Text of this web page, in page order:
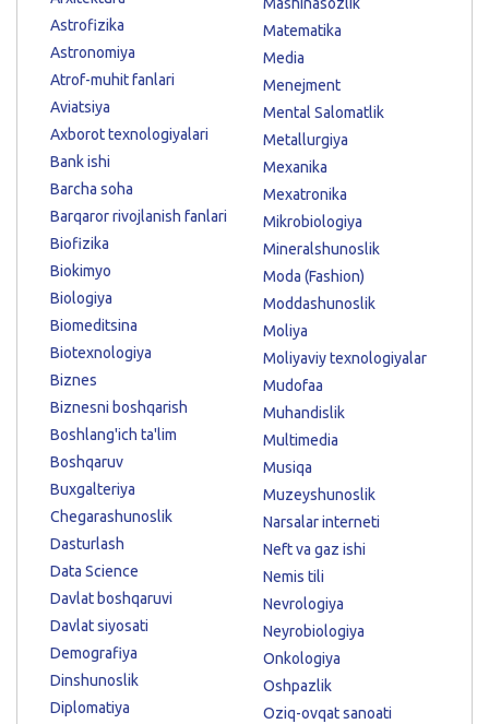
Astrofizika
Astronomiya
Atrof-muhit fanlari
Aviatsiya
Axborot texnologiyalari
Bank ishi
Barcha soha
Barqaror rivojlanish fanlari
Biofizika
Biokimyo
Biologiya
Biomeditsina
Biotexnologiya
Biznes
Biznesni boshqarish
Boshlang'ich ta'lim
Boshqaruv
Buxgalteriya
Chegarashunoslik
Dasturlash
Data Science
Davlat boshqaruvi
Davlat siyosati
Demografiya
Dinshunoslik
Diplomatiya
Matematika
Media
Menejment
Mental Salomatlik
Metallurgiya
Mexanika
Mexatronika
Mikrobiologiya
Mineralshunoslik
Moda (Fashion)
Moddashunoslik
Moliya
Moliyaviy texnologiyalar
Mudofaa
Muhandislik
Multimedia
Musiqa
Muzeyshunoslik
Narsalar interneti
Neft va gaz ishi
Nemis tili
Nevrologiya
Neyrobiologiya
Onkologiya
Oshpazlik
Oziq-ovqat sanoati